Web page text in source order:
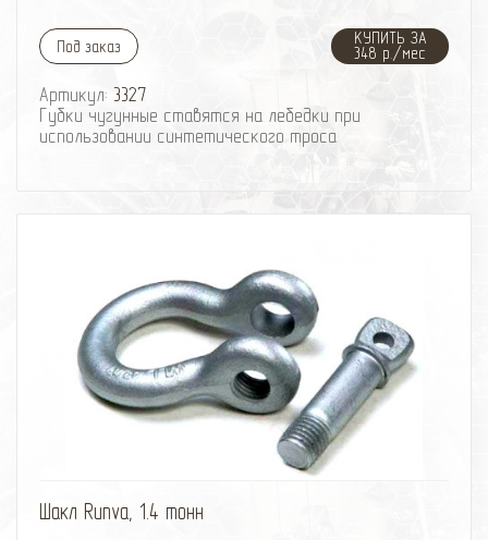
Под заказ
КУПИТЬ ЗА
348 р./мес
Артикул: 3327
Губки чугунные ставятся на лебедки при
использовании синтетического троса
Шакл Runva, 1.4 тонн